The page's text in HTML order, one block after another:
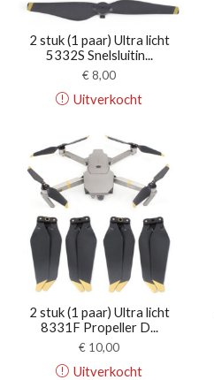
2 stuk (1 paar) Ultra licht
5332S Snelsluitin...
€8,00
Uitverkocht
2 stuk (1 paar) Ultra licht
8331F Propeller D...
€ 10,00
Uitverkocht